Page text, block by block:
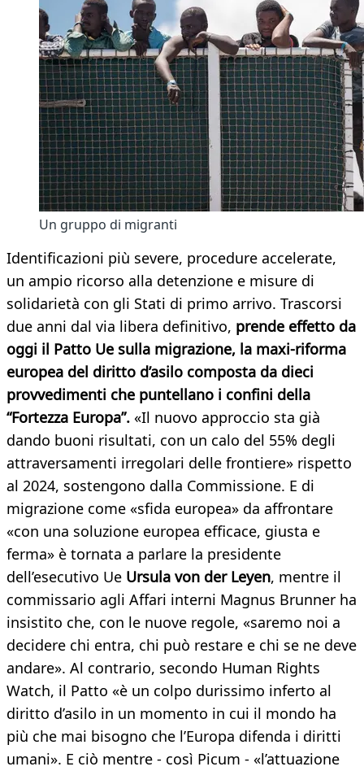
Un gruppo di migranti
Identificazioni più severe, procedure accelerate,
un ampio ricorso alla detenzione e misure di
solidarietà con gli Stati di primo arrivo. Trascorsi
due anni dal via libera definitivo, prende effetto da
oggi il Patto Ue sulla migrazione, la maxi-riforma
europea del diritto d’asilo composta da dieci
provvedimenti che puntellano i confini della
“Fortezza Europa”. «Il nuovo approccio sta già
dando buoni risultati, con un calo del 55% degli
attraversamenti irregolari delle frontiere» rispetto
al 2024, sostengono dalla Commissione. E di
migrazione come «sfida europea» da affrontare
«con una soluzione europea efficace, giusta e
ferma» è tornata a parlare la presidente
dell’esecutivo Ue Ursula von der Leyen, mentre il
commissario agli Affari interni Magnus Brunner ha
insistito che, con le nuove regole, «saremo noi a
decidere chi entra, chi può restare e chi se ne deve
andare». Al contrario, secondo Human Rights
Watch, il Patto «è un colpo durissimo inferto al
diritto d’asilo in un momento in cui il mondo ha
più che mai bisogno che l’Europa difenda i diritti
umani». E ciò mentre - così Picum - «l’attuazione